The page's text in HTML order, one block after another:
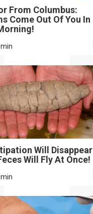
From Columbus:
Come Out Of You In
Will Disappear
Will Fly At Once!